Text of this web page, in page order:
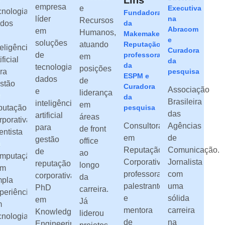
empresa
líder
em
soluções
de
tecnologia,
dados
e
inteligência
artificial
para
gestão
de
reputação
corporativa.
PhD
em
Knowledge
e
Recursos
Humanos,
atuando
em
posições
de
liderança
em
áreas
de front
office
ao
longo
da
carreira.
Já
liderou
Fundadora
da
Makemake
Reputação,
professora
da
ESPM e
Curadora
da
pesquisa
Consultora
em
Reputação
Corporativa,
professora,
palestrante
e
mentora
de
Executiva
na
Abracom
e
Curadora
da
pesquisa
Associação
Brasileira
das
Agências
de
Comunicação.
Jornalista
com
uma
sólida
carreira
na